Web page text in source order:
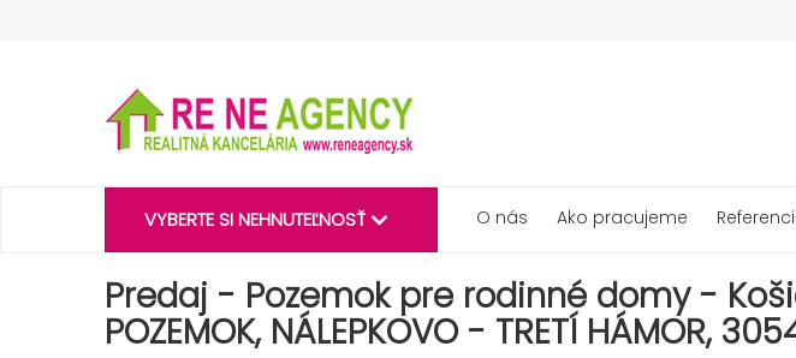
VYBERTE SI NEHNUTEĽNOSŤ O nás Ako pracujeme
Predaj - Pozemok pre rodinné domy -
POZEMOK, NÁLEPKOVO - TRETÍ HÁMOR,